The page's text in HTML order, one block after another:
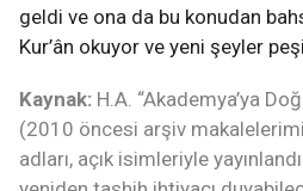
geldi ve ona da bu konudan
Kur’ân okuyor ve yeni şeyler
Kaynak: H.A. “Akademya’ya
(2010 öncesi arşiv
adları, açık isimleriyle